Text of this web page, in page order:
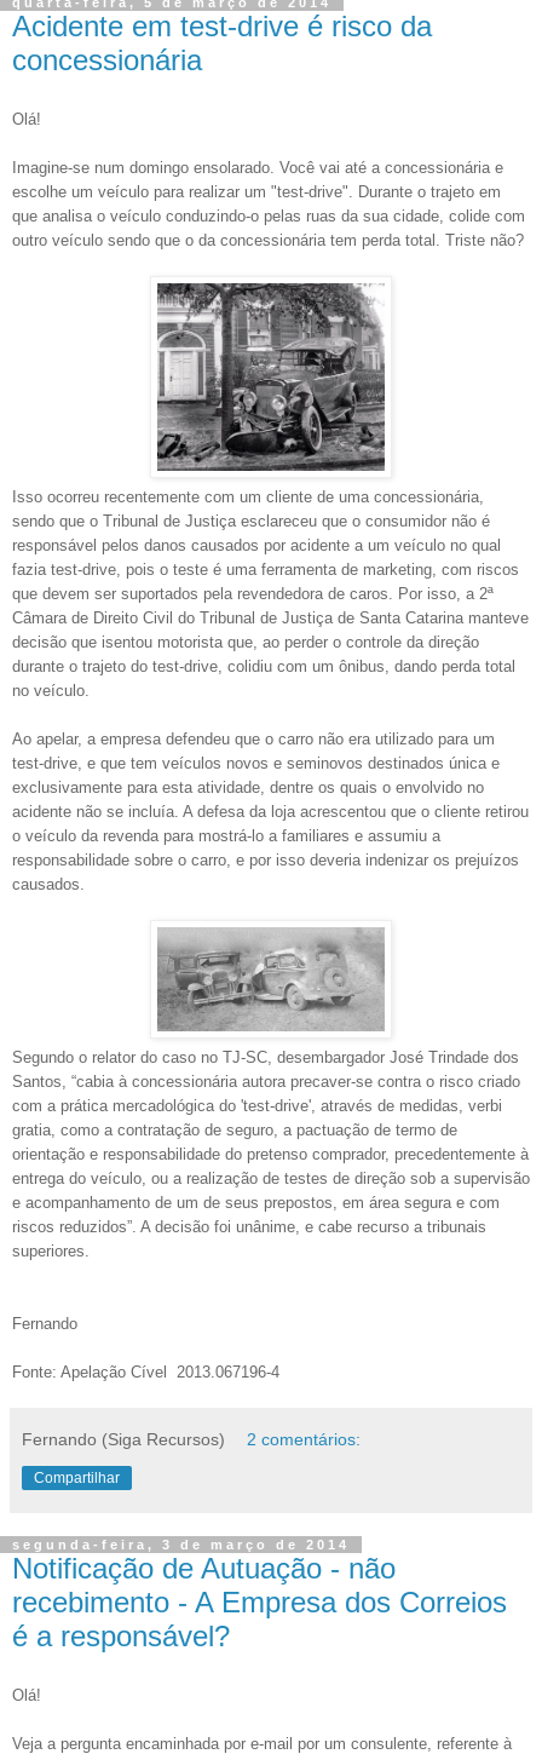
Acidente em test-drive é risco da
concessionária
Olá!
Imagine-se num domingo ensolarado. Você vai até a concessionária e
escolhe um veículo para realizar um "test-drive". Durante o trajeto em
que analisa o veículo conduzindo-o pelas ruas da sua cidade, colide com
outro veículo sendo que o da concessionária tem perda total. Triste não?
Isso ocorreu recentemente com um cliente de uma concessionária,
sendo que o Tribunal de Justiça esclareceu que o consumidor não é
responsável pelos danos causados por acidente a um veículo no qual
fazia test-drive, pois o teste é uma ferramenta de marketing, com riscos
que devem ser suportados pela revendedora de caros. Por isso, a 2ª
Câmara de Direito Civil do Tribunal de Justiça de Santa Catarina manteve
decisão que isentou motorista que, ao perder o controle da direção
durante o trajeto do test-drive, colidiu com um ônibus, dando perda total
no veículo.
Ao apelar, a empresa defendeu que o carro não era utilizado para um
test-drive, e que tem veículos novos e seminovos destinados única e
exclusivamente para esta atividade, dentre os quais o envolvido no
acidente não se incluía. A defesa da loja acrescentou que o cliente retirou
o veículo da revenda para mostrá-lo a familiares e assumiu a
responsabilidade sobre o carro, e por isso deveria indenizar os prejuízos
causados.
Segundo o relator do caso no TJ-SC, desembargador José Trindade dos
Santos, “cabia à concessionária autora precaver-se contra o risco criado
com a prática mercadológica do 'test-drive', através de medidas, verbi
gratia, como a contratação de seguro, a pactuação de termo de
orientação e responsabilidade do pretenso comprador, precedentemente à
entrega do veículo, ou a realização de testes de direção sob a supervisão
e acompanhamento de um de seus prepostos, em área segura e com
riscos reduzidos”. A decisão foi unânime, e cabe recurso a tribunais
superiores.
Fernando
Fonte: Apelação Cível 2013.067196-4
Fernando (Siga Recursos) 2 comentários:
Compartilhar
segunda-feira, 3 de março de 2014
Notificação de Autuação - não
recebimento - A Empresa dos Correios
é a responsável?
Olá!
Veja a pergunta encaminhada por e-mail por um consulente, referente à